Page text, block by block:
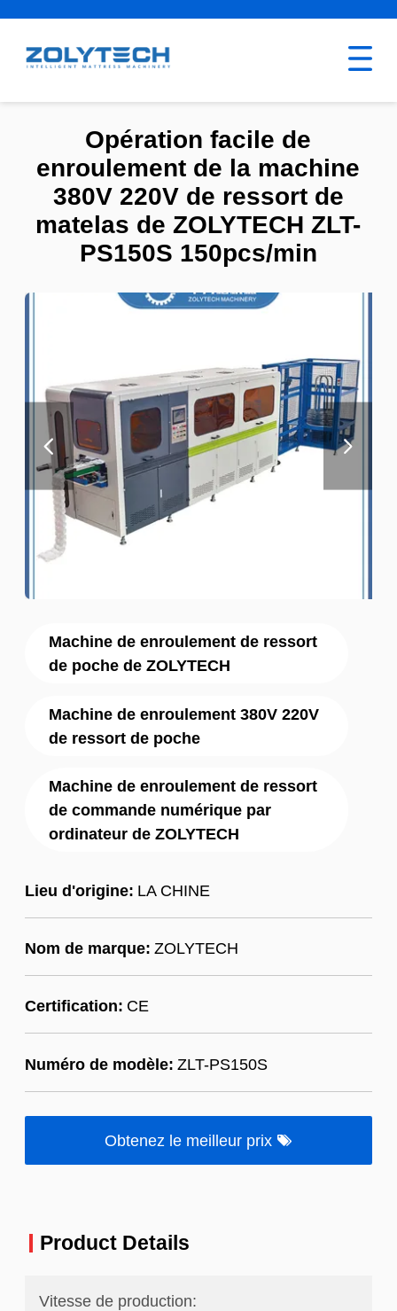
Machine de enroulement de ressort
de poche de ZOLYTECH
Machine de enroulement 380V 220V
de ressort de poche
Machine de enroulement de ressort
de commande numérique par
ordinateur de ZOLYTECH
Lieu d'origine: LA CHINE
Nom de marque: ZOLYTECH
Certification: CE
Numéro de modèle: ZLT-PS150S
Obtenez le meilleur prix
Opération facile de
enroulement de la machine
380V 220V de ressort de
matelas de ZOLYTECH ZLT-
PS150S 150pcs/min
Product Details
Vitesse de production: